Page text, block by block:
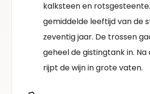
kalksteen en
gemiddelde leeftijd van de
zeventig jaar. De trossen
geheel de gistingtank in. Na
rijpt de wijn in grote vaten.